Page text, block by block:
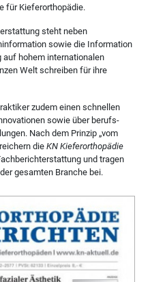
für Kieferorthopädie.
steht neben
sowie die Information
hohem internationalen
Welt schreiben für ihre
zudem einen schnellen
sowie über berufs-
Nach dem Prinzip „vom
dieKN Kieferorthopädie
und tragen
gesamten Branche bei.